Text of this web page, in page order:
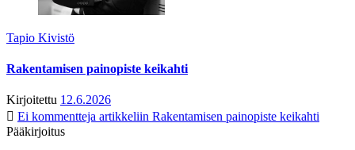
Tapio Kivistö
Rakentamisen painopiste keikahti
Kirjoitettu 12.6.2026
Ei kommentteja artikkeliin Rakentamisen painopiste keikahti
Pääkirjoitus